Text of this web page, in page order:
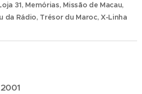
31, Memórias, Missão de Macau,
da Rádio, Trésor du Maroc, X-Linha